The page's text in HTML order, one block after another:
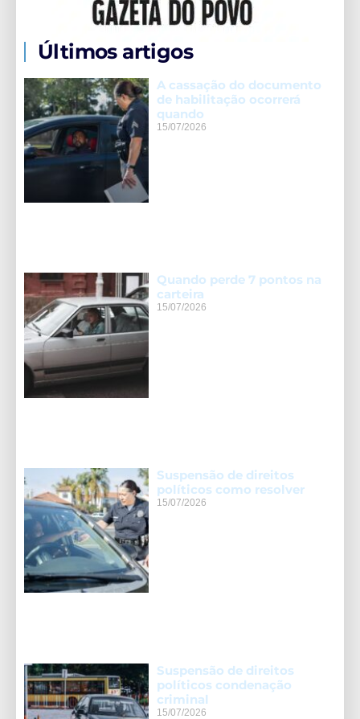
Últimos artigos
A cassação do documento
de habilitação ocorrerá
quando
15/07/2026
Quando perde 7 pontos na
carteira
15/07/2026
Suspensão de direitos
políticos como resolver
15/07/2026
Suspensão de direitos
políticos condenação
criminal
15/07/2026